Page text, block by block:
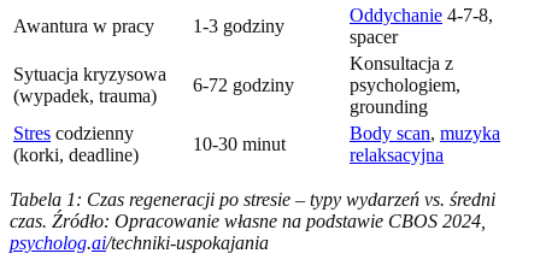
Awantura w pracy 1-3 godziny
Oddychanie 4-7-8,
spacer
Sytuacja kryzysowa
(wypadek, trauma)
6-72 godziny
Konsultacja z
psychologiem,
grounding
Stres codzienny
(korki, deadline)
10-30 minut
Body scan, muzyka
relaksacyjna
Tabela 1: Czas regeneracji po stresie – typy wydarzeń vs. średni
czas. Źródło: Opracowanie własne na podstawie CBOS 2024,
psycholog.ai/techniki-uspokajania